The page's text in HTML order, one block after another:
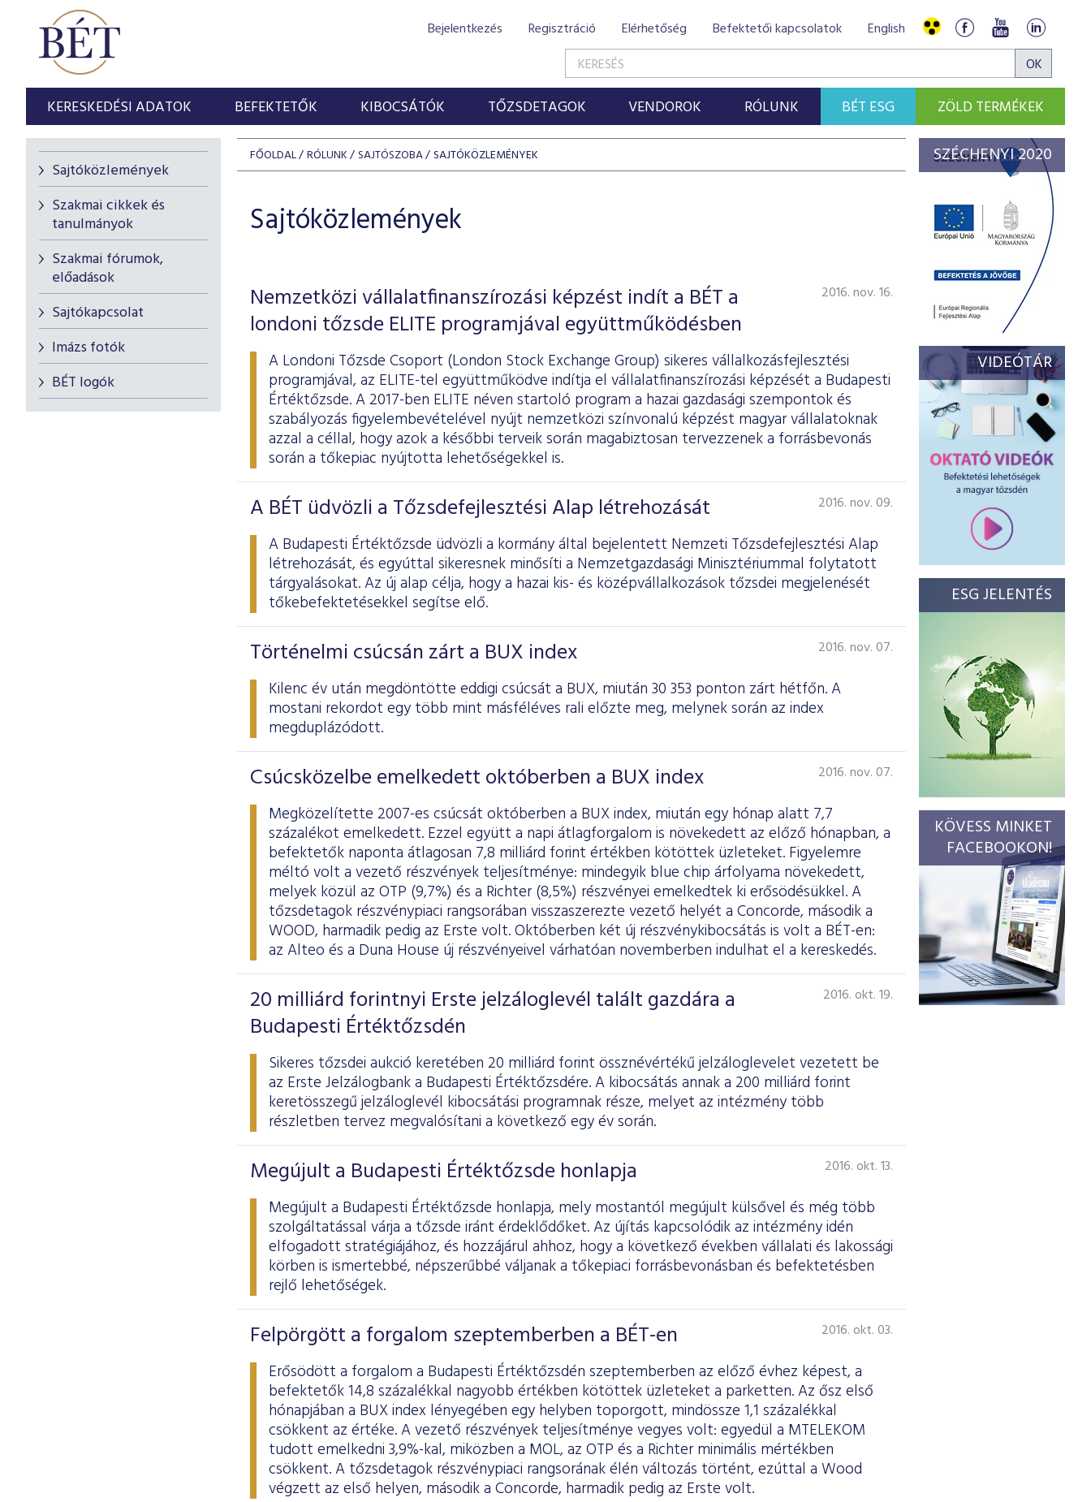
Bejelentkezés Regisztráció Elérhetőség Befektetői kapcsolatok English
KERESKEDÉSI ADATOK BEFEKTETŐK KIBOCSÁTÓK TŐZSDETAGOK VENDOROK RÓLUNK BÉT ESG ZÖLD TERMÉKEK
Sajtóközlemények
Szakmai cikkek és
tanulmányok
Szakmai fórumok,
előadások
Sajtókapcsolat
Imázs fotók
BÉT logók
FŐOLDAL RÓLUNK SAJTÓSZOBA SAJTÓKÖZLEMÉNYEK
Sajtóközlemények
Nemzetközi vállalatfinanszírozási képzést indít a BÉT a
londoni tőzsde ELITE programjával együttműködésben
2016. nov. 16.
A Londoni Tőzsde Csoport (London Stock Exchange Group) sikeres vállalkozásfejlesztési
programjával, az ELITE-tel együttműködve indítja el vállalatfinanszírozási képzését a Budapesti
Értéktőzsde. A 2017-ben ELITE néven startoló program a hazai gazdasági szempontok és
szabályozás figyelembevételével nyújt nemzetközi színvonalú képzést magyar vállalatoknak
azzal a céllal, hogy azok a későbbi terveik során magabiztosan tervezzenek a forrásbevonás
során a tőkepiac nyújtotta lehetőségekkel is.
A BÉT üdvözli a Tőzsdefejlesztési Alap létrehozását 2016. nov. 09.
A Budapesti Értéktőzsde üdvözli a kormány által bejelentett Nemzeti Tőzsdefejlesztési Alap
létrehozását, és egyúttal sikeresnek minősíti a Nemzetgazdasági Minisztériummal folytatott
tárgyalásokat. Az új alap célja, hogy a hazai kis- és középvállalkozások tőzsdei megjelenését
tőkebefektetésekkel segítse elő.
Történelmi csúcsán zárt a BUX index 2016. nov. 07.
Kilenc év után megdöntötte eddigi csúcsát a BUX, miután 30 353 ponton zárt hétfőn. A
mostani rekordot egy több mint másféléves rali előzte meg, melynek során az index
megduplázódott.
Csúcsközelbe emelkedett októberben a BUX index 2016. nov. 07.
Megközelítette 2007-es csúcsát októberben a BUX index, miután egy hónap alatt 7,7
százalékot emelkedett. Ezzel együtt a napi átlagforgalom is növekedett az előző hónapban, a
befektetők naponta átlagosan 7,8 milliárd forint értékben kötöttek üzleteket. Figyelemre
méltó volt a vezető részvények teljesítménye: mindegyik blue chip árfolyama növekedett,
melyek közül az OTP (9,7%) és a Richter (8,5%) részvényei emelkedtek ki erősödésükkel. A
tőzsdetagok részvénypiaci rangsorában visszaszerezte vezető helyét a Concorde, második a
WOOD, harmadik pedig az Erste volt. Októberben két új részvénykibocsátás is volt a BÉT-en:
az Alteo és a Duna House új részvényeivel várhatóan novemberben indulhat el a kereskedés.
20 milliárd forintnyi Erste jelzáloglevél talált gazdára a
Budapesti Értéktőzsdén
2016. okt. 19.
Sikeres tőzsdei aukció keretében 20 milliárd forint össznévértékű jelzáloglevelet vezetett be
az Erste Jelzálogbank a Budapesti Értéktőzsdére. A kibocsátás annak a 200 milliárd forint
keretösszegű jelzáloglevél kibocsátási programnak része, melyet az intézmény több
részletben tervez megvalósítani a következő egy év során.
Megújult a Budapesti Értéktőzsde honlapja 2016. okt. 13.
Megújult a Budapesti Értéktőzsde honlapja, mely mostantól megújult külsővel és még több
szolgáltatással várja a tőzsde iránt érdeklődőket. Az újítás kapcsolódik az intézmény idén
elfogadott stratégiájához, és hozzájárul ahhoz, hogy a következő években vállalati és lakossági
körben is ismertebbé, népszerűbbé váljanak a tőkepiaci forrásbevonásban és befektetésben
rejlő lehetőségek.
Felpörgött a forgalom szeptemberben a BÉT-en 2016. okt. 03.
Erősödött a forgalom a Budapesti Értéktőzsdén szeptemberben az előző évhez képest, a
befektetők 14,8 százalékkal nagyobb értékben kötöttek üzleteket a parketten. Az ősz első
hónapjában a BUX index lényegében egy helyben toporgott, mindössze 1,1 százalékkal
csökkent az értéke. A vezető részvények teljesítménye vegyes volt: egyedül a MTELEKOM
tudott emelkedni 3,9%-kal, miközben a MOL, az OTP és a Richter minimális mértékben
csökkent. A tőzsdetagok részvénypiaci rangsorának élén változás történt, ezúttal a Wood
végzett az első helyen, második a Concorde, harmadik pedig az Erste volt.
SZÉCHENYI 2020
VIDEÓTÁR
ESG JELENTÉS
KÖVESS MINKET
FACEBOOKON!